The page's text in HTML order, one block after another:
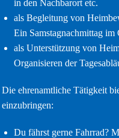
in den Nachbarort etc.
als Begleitung von
Ein Samstagnachmittag
als Unterstützung von
Organisieren der
Die ehrenamtliche Tätigkeit
einzubringen:
Du fährst gerne Fahrrad?